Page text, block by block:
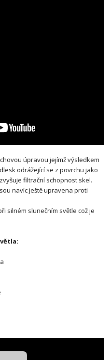
úpravou jejímž výsledkem
odrážející se z povrchu jako
filtrační schopnost skel.
navíc ještě upravena proti
silném slunečním světle což je